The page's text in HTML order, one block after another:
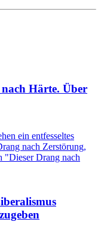
Härte. Über
ein entfesseltes
nach Zerstörung,
"Dieser Drang nach